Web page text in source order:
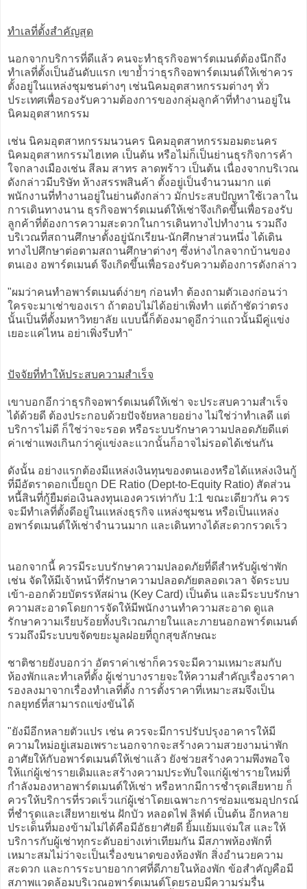
ทำเลที่ตั้งสำคัญสุด
นอกจากบริการที่ดีแล้ว คนจะทำธุรกิจอพาร์ตเมนต์ต้องนึกถึง
ทำเลที่ตั้งเป็นอันดับแรก เขาย้ำว่าธุรกิจอพาร์ตเมนต์ให้เช่าควร
ตั้งอยู่ในแหล่งชุมชนต่างๆ เช่นนิคมอุตสาหกรรมต่างๆ ทั่ว
ประเทศเพื่อรองรับความต้องการของกลุ่มลูกค้าที่ทำงานอยู่ใน
นิคมอุตสาหกรรม
เช่น นิคมอุตสาหกรรมนวนคร นิคมอุตสาหกรรมอมตะนคร
นิคมอุตสาหกรรมไฮเทค เป็นต้น หรือไม่ก็เป็นย่านธุรกิจการค้า
ใจกลางเมืองเช่น สีลม สาทร ลาดพร้าว เป็นต้น เนื่องจากบริเวณ
ดังกล่าวมีบริษัท ห้างสรรพสินค้า ตั้งอยู่เป็นจำนวนมาก แต่
พนักงานที่ทำงานอยู่ในย่านดังกล่าว มักประสบปัญหาใช้เวลาใน
การเดินทางนาน ธุรกิจอพาร์ตเมนต์ให้เช่าจึงเกิดขึ้นเพื่อรองรับ
ลูกค้าที่ต้องการความสะดวกในการเดินทางไปทำงาน รวมถึง
บริเวณที่สถานศึกษาตั้งอยู่นักเรียน-นักศึกษาส่วนหนึ่ง ได้เดิน
ทางไปศึกษาต่อตามสถานศึกษาต่างๆ ซึ่งห่างไกลจากบ้านของ
ตนเอง อพาร์ตเมนต์ จึงเกิดขึ้นเพื่อรองรับความต้องการดังกล่าว
"ผมว่าคนทำอพาร์ตเมนต์ง่ายๆ ก่อนทำ ต้องถามตัวเองก่อนว่า
ใครจะมาเช่าของเรา ถ้าตอบไม่ได้อย่าเพิ่งทำ แต่ถ้าชัดว่าตรง
นั้นเป็นที่ตั้งมหาวิทยาลัย แบบนี้ก็ต้องมาดูอีกว่าแถวนั้นมีคู่แข่ง
เยอะแค่ไหน อย่าเพิ่งรีบทำ"
ปัจจัยที่ทำให้ประสบความสำเร็จ
เขาบอกอีกว่าธุรกิจอพาร์ตเมนต์ให้เช่า จะประสบความสำเร็จ
ได้ด้วยดี ต้องประกอบด้วยปัจจัยหลายอย่าง ไม่ใช่ว่าทำเลดี แต่
บริการไม่ดี ก็ใช่ว่าจะรอด หรือระบบรักษาความปลอดภัยดีแต่
ค่าเช่าแพงเกินกว่าคู่แข่งละแวกนั้นก็อาจไม่รอดได้เช่นกัน
ดังนั้น อย่างแรกต้องมีแหล่งเงินทุนของตนเองหรือได้แหล่งเงินกู้
ที่มีอัตราดอกเบี้ยถูก DE Ratio (Dept-to-Equity Ratio) สัดส่วน
หนี้สินที่กู้ยืมต่อเงินลงทุนเองควรเท่ากับ 1:1 ขณะเดียวกัน ควร
จะมีทำเลที่ตั้งดีอยู่ในแหล่งธุรกิจ แหล่งชุมชน หรือเป็นแหล่ง
อพาร์ตเมนต์ให้เช่าจำนวนมาก และเดินทางได้สะดวกรวดเร็ว
นอกจากนี้ ควรมีระบบรักษาความปลอดภัยที่ดีสำหรับผู้เช่าพัก
เช่น จัดให้มีเจ้าหน้าที่รักษาความปลอดภัยตลอดเวลา จัดระบบ
เข้า-ออกด้วยบัตรรหัสผ่าน (Key Card) เป็นต้น และมีระบบรักษา
ความสะอาดโดยการจัดให้มีพนักงานทำความสะอาด ดูแล
รักษาความเรียบร้อยทั้งบริเวณภายในและภายนอกอพาร์ตเมนต์
รวมถึงมีระบบขจัดขยะมูลฝอยที่ถูกสุขลักษณะ
ชาติชายยังบอกว่า อัตราค่าเช่าก็ควรจะมีความเหมาะสมกับ
ห้องพักและทำเลที่ตั้ง ผู้เช่าบางรายจะให้ความสำคัญเรื่องราคา
รองลงมาจากเรื่องทำเลที่ตั้ง การตั้งราคาที่เหมาะสมจึงเป็น
กลยุทธ์ที่สามารถแข่งขันได้
"ยังมีอีกหลายตัวแปร เช่น ควรจะมีการปรับปรุงอาคารให้มี
ความใหม่อยู่เสมอเพราะนอกจากจะสร้างความสวยงามน่าพัก
อาศัยให้กับอพาร์ตเมนต์ให้เช่าแล้ว ยังช่วยสร้างความพึงพอใจ
ให้แก่ผู้เช่ารายเดิมและสร้างความประทับใจแก่ผู้เช่ารายใหม่ที่
กำลังมองหาอพาร์ตเมนต์ให้เช่า หรือหากมีการชำรุดเสียหาย ก็
ควรให้บริการที่รวดเร็วแก่ผู้เช่าโดยเฉพาะการซ่อมแซมอุปกรณ์
ที่ชำรุดและเสียหายเช่น ฝักบัว หลอดไฟ ลิฟต์ เป็นต้น อีกหลาย
ประเด็นที่มองข้ามไม่ได้คือมีอัธยาศัยดี ยิ้มแย้มแจ่มใส และให้
บริการกับผู้เช่าทุกระดับอย่างเท่าเทียมกัน มีสภาพห้องพักที่
เหมาะสมไม่ว่าจะเป็นเรื่องขนาดของห้องพัก สิ่งอำนวยความ
สะดวก และการระบายอากาศที่ดีภายในห้องพัก ข้อสำคัญคือมี
สภาพแวดล้อมบริเวณอพาร์ตเมนต์โดยรอบมีความร่มรื่น